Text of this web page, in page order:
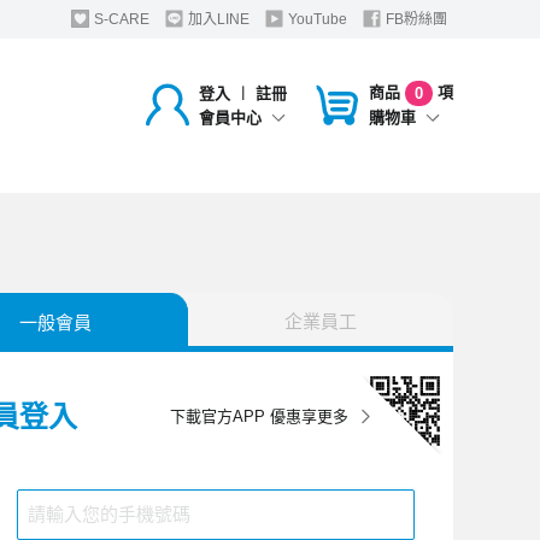
S-CARE 加入LINE YouTube FB粉絲團
登入 ︱
註冊
會員中心
商品 0
項
購物車
下載官方APP 優惠享更多
一般會員 企業員工
登入